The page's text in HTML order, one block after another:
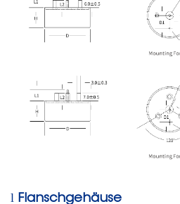
l Flanschgehäuse